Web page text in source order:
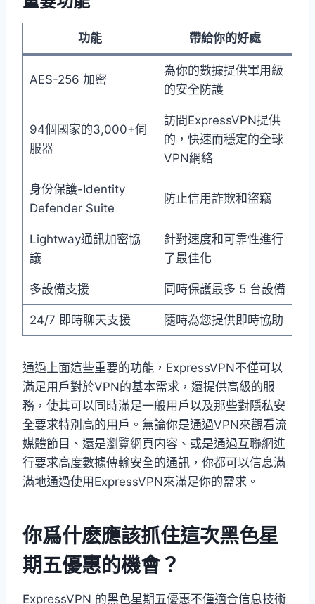
功能 帶給你的好處
AES-256 加密
為你的數據提供軍用級
的安全防護
94個國家的3,000+伺
服器
訪問ExpressVPN提供
的，快速而穩定的全球
VPN網絡
身份保護-Identity
Defender Suite
防止信用詐欺和盜竊
Lightway通訊加密協
議
針對速度和可靠性進行
了最佳化
多設備支援 同時保護最多 5 台設備
24/7 即時聊天支援 隨時為您提供即時協助
通過上面這些重要的功能，ExpressVPN不僅可以
滿足用戶對於VPN的基本需求，還提供高級的服
務，使其可以同時滿足一般用戶以及那些對隱私安
全要求特別高的用戶。無論你是通過VPN來觀看流
媒體節目、還是瀏覽網頁内容、或是通過互聯網進
行要求高度數據傳輸安全的通訊，你都可以信息滿
滿地通過使用ExpressVPN來滿足你的需求。
你爲什麽應該抓住這次黑色星
期五優惠的機會？
ExpressVPN 的黑色星期五優惠不僅適合信息技術